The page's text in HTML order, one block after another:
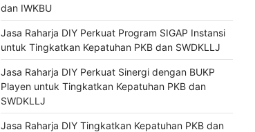
dan IWKBU
Jasa Raharja DIY Perkuat Program SIGAP Instansi
untuk Tingkatkan Kepatuhan PKB dan SWDKLLJ
Jasa Raharja DIY Perkuat Sinergi dengan BUKP
Playen untuk Tingkatkan Kepatuhan PKB dan
SWDKLLJ
Jasa Raharja DIY Tingkatkan Kepatuhan PKB dan